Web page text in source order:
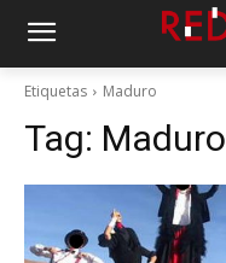
Etiquetas Maduro
Tag: Maduro